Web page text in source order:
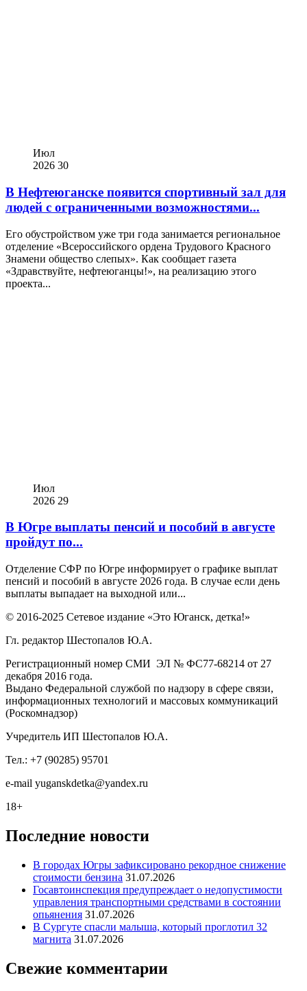
Июл
2026 30
В Нефтеюганске появится спортивный зал для
людей с ограниченными возможностями...
Его обустройством уже три года занимается региональное
отделение «Всероссийского ордена Трудового Красного
Знамени общество слепых». Как сообщает газета
«Здравствуйте, нефтеюганцы!», на реализацию этого
проекта...
Июл
2026 29
В Югре выплаты пенсий и пособий в августе
пройдут по...
Отделение СФР по Югре информирует о графике выплат
пенсий и пособий в августе 2026 года. В случае если день
выплаты выпадает на выходной или...
© 2016-2025 Сетевое издание «Это Юганск, детка!»
Гл. редактор Шестопалов Ю.А.
Регистрационный номер СМИ ЭЛ № ФС77-68214 от 27
декабря 2016 года.
Выдано Федеральной службой по надзору в сфере связи,
информационных технологий и массовых коммуникаций
(Роскомнадзор)
Учредитель ИП Шестопалов Ю.А.
Тел.: +7 (90285) 95701
e-mail yuganskdetka@yandex.ru
18+
Последние новости
В городах Югры зафиксировано рекордное снижение
стоимости бензина 31.07.2026
Госавтоинспекция предупреждает о недопустимости
управления транспортными средствами в состоянии
опьянения 31.07.2026
В Сургуте спасли малыша, который проглотил 32
магнита 31.07.2026
Свежие комментарии